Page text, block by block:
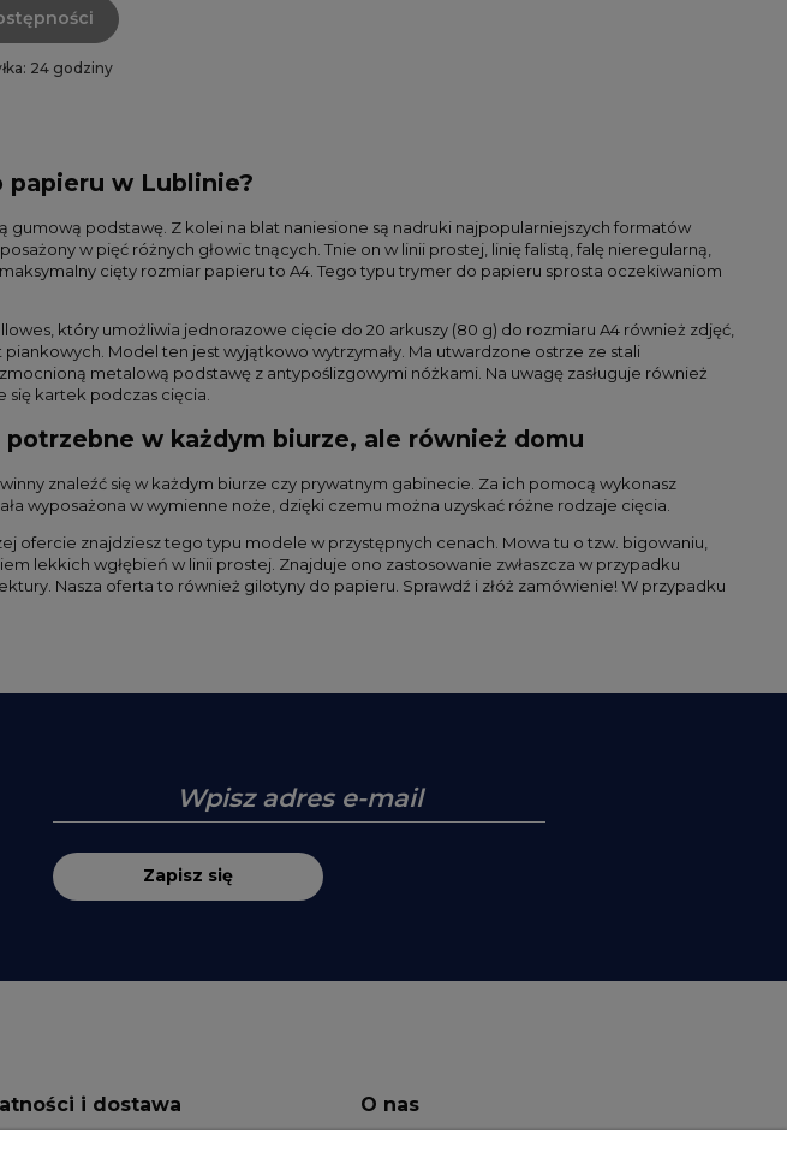
24 godziny
papieru w Lublinie?
podstawę. Z kolei na blat naniesione są nadruki najpopularniejszych formatów
w pięć różnych głowic tnących. Tnie on w linii prostej, linię falistą, falę nieregularną,
cięty rozmiar papieru to A4. Tego typu trymer do papieru sprosta oczekiwaniom
który umożliwia jednorazowe cięcie do 20 arkuszy (80 g) do rozmiaru A4 również zdjęć,
Model ten jest wyjątkowo wytrzymały. Ma utwardzone ostrze ze stali
metalową podstawę z antypoślizgowymi nóżkami. Na uwagę zasługuje również
kartek podczas cięcia.
w każdym biurze, ale również domu
znaleźć się w każdym biurze czy prywatnym gabinecie. Za ich pomocą wykonasz
wyposażona w wymienne noże, dzięki czemu można uzyskać różne rodzaje cięcia.
ofercie znajdziesz tego typu modele w przystępnych cenach. Mowa tu o tzw. bigowaniu,
lekkich wgłębień w linii prostej. Znajduje ono zastosowanie zwłaszcza w przypadku
Nasza oferta to również gilotyny do papieru. Sprawdź i złóż zamówienie! W przypadku
Zapisz się
i dostawa O nas